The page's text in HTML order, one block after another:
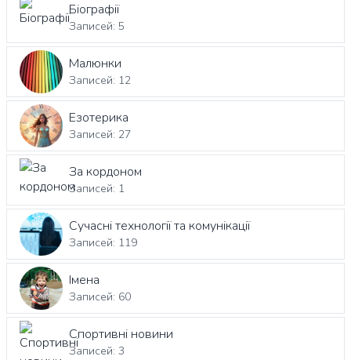
Біографії
Записей: 5
Малюнки
Записей: 12
Езотерика
Записей: 27
За кордоном
Записей: 1
Сучасні технології та комунікації
Записей: 119
Імена
Записей: 60
Спортивні новини
Записей: 3